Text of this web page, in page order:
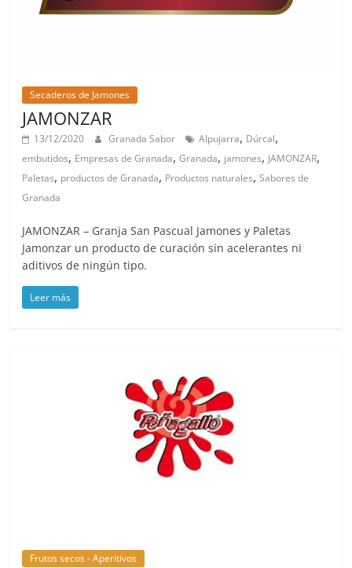
Secaderos de Jamones
JAMONZAR
13/12/2020 Granada Sabor Alpujarra, Dúrcal,
embutidos, Empresas de Granada,Granada, jamones, JAMONZAR,
Paletas, productos de Granada, Productos naturales,Sabores de
Granada
JAMONZAR – Granja San Pascual Jamones y Paletas
Jamonzar un producto de curación sin acelerantes ni
aditivos de ningún tipo.
Leer más
Frutos secos - Aperitivos